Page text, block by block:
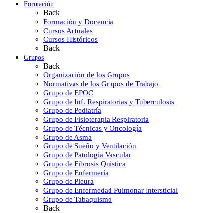
Formación
Back
Formación y Docencia
Cursos Actuales
Cursos Históricos
Back
Grupos
Back
Organización de los Grupos
Normativas de los Grupos de Trabajo
Grupo de EPOC
Grupo de Inf. Respiratorias y Tuberculosis
Grupo de Pediatría
Grupo de Fisioterapia Respiratoria
Grupo de Técnicas y Oncología
Grupo de Asma
Grupo de Sueño y Ventilación
Grupo de Patología Vascular
Grupo de Fibrosis Quística
Grupo de Enfermería
Grupo de Pleura
Grupo de Enfermedad Pulmonar Intersticial
Grupo de Tabaquismo
Back